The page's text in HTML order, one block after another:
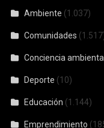
Ambiente (1.037)
Comunidades
Conciencia ambiental
Deporte (10)
Educación (1.144)
Emprendimiento